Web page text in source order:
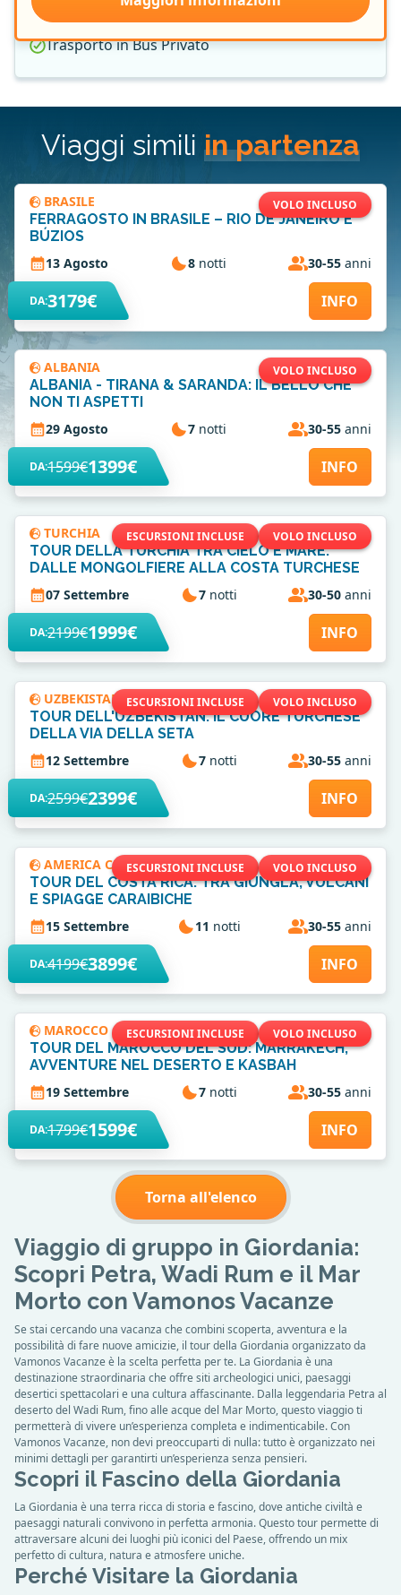
Guida Locale in Lingua Italiana
Trasporto in Bus Privato
Viaggi simili in partenza
VOLO INCLUSO
BRASILE
FERRAGOSTO IN BRASILE – RIO DE JANEIRO E
BÚZIOS
13 Agosto
8 notti 30-55 anni
DA:3179€ INFO
VOLO INCLUSO
ALBANIA
ALBANIA - TIRANA & SARANDA: IL BELLO CHE
NON TI ASPETTI
29 Agosto
7 notti 30-55 anni
DA:1599€1399€ INFO
ESCURSIONI INCLUSE VOLO INCLUSO
TURCHIA
TOUR DELLA TURCHIA TRA CIELO E MARE:
DALLE MONGOLFIERE ALLA COSTA TURCHESE
07 Settembre
7notti 30-50 anni
DA:2199€1999€ INFO
ESCURSIONI INCLUSE VOLO INCLUSO
UZBEKISTAN
TOUR DELL'UZBEKISTAN: IL CUORE TURCHESE
DELLA VIA DELLA SETA
12 Settembre
7notti 30-55 anni
DA:2599€2399€ INFO
ESCURSIONI INCLUSE VOLO INCLUSO
AMERICA CENTRALE
TOUR DEL COSTA RICA: TRA GIUNGLA, VULCANI
E SPIAGGE CARAIBICHE
15 Settembre
11 notti 30-55 anni
DA:4199€3899€ INFO
ESCURSIONI INCLUSE VOLO INCLUSO
MAROCCO
TOUR DEL MAROCCO DEL SUD: MARRAKECH,
AVVENTURE NEL DESERTO E KASBAH
19 Settembre
7notti 30-55 anni
DA:1799€1599€ INFO
Torna all'elenco
Viaggio di gruppo in Giordania:
Scopri Petra, Wadi Rum e il Mar
Morto con Vamonos Vacanze
Se stai cercando una vacanza che combini scoperta, avventura e la
possibilità di fare nuove amicizie, il tour della Giordania organizzato da
Vamonos Vacanze è la scelta perfetta per te. La Giordania è una
destinazione straordinaria che offre siti archeologici unici, paesaggi
desertici spettacolari e una cultura affascinante. Dalla leggendaria Petra al
deserto del Wadi Rum, fino alle acque del Mar Morto, questo viaggio ti
permetterà di vivere un’esperienza completa e indimenticabile. Con
Vamonos Vacanze, non devi preoccuparti di nulla: tutto è organizzato nei
minimi dettagli per garantirti un’esperienza senza pensieri.
Scopri il Fascino della Giordania
La Giordania è una terra ricca di storia e fascino, dove antiche civiltà e
paesaggi naturali convivono in perfetta armonia. Questo tour permette di
attraversare alcuni dei luoghi più iconici del Paese, offrendo un mix
perfetto di cultura, natura e atmosfere uniche.
Perché Visitare la Giordania